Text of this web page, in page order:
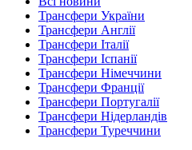
Трансфери України
Трансфери Англії
Трансфери Італії
Трансфери Іспанії
Трансфери Німеччини
Трансфери Франції
Трансфери Португалії
Трансфери Нідерландів
Трансфери Туреччини